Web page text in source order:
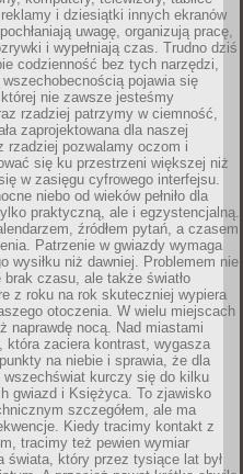
i dziesiątki innych ekranów
uwagę, organizują pracę,
i wypełniają czas. Trudno dziś
codzienność bez tych narzędzi,
pojawia się
nie zawsze jesteśmy
rzadziej patrzymy w ciemność,
zaprojektowana dla naszej
rzadziej pozwalamy oczom i
się ku przestrzeni większej niż
w zasięgu cyfrowego interfejsu.
niebo od wieków pełniło dla
praktyczną, ale i egzystencjalną.
źródłem pytań, a czasem
Patrzenie w gwiazdy wymaga
wysiłku niż dawniej. Problemem nie
brak czasu, ale także światło
z roku na rok skuteczniej wypiera
otoczenia. W wielu miejscach
naprawdę nocą. Nad miastami
która zaciera kontrast, wygasza
na niebie i sprawia, że dla
wszechświat kurczy się do kilku
gwiazd i Księżyca. To zjawisko
szczegółem, ale ma
Kiedy tracimy kontakt z
tracimy też pewien wymiar
świata, który przez tysiące lat był